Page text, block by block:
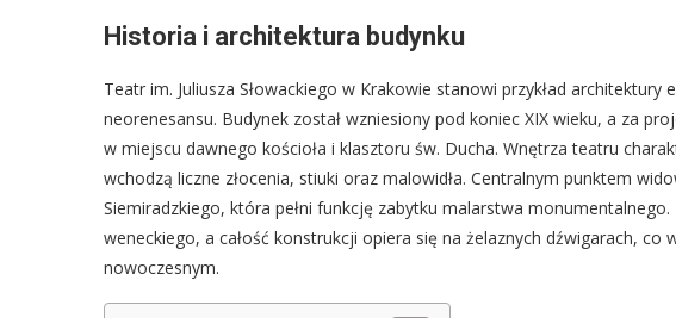
Historia i architektura budynku
Teatr im. Juliusza Słowackiego w Krakowie stanowi przykład architektury
neorenesansu. Budynek został wzniesiony pod koniec XIX wieku, a za
w miejscu dawnego kościoła i klasztoru św. Ducha. Wnętrza teatru
wchodzą liczne złocenia, stiuki oraz malowidła. Centralnym punktem
Siemiradzkiego, która pełni funkcję zabytku malarstwa
weneckiego, a całość konstrukcji opiera się na żelaznych dźwigarach, co
nowoczesnym.